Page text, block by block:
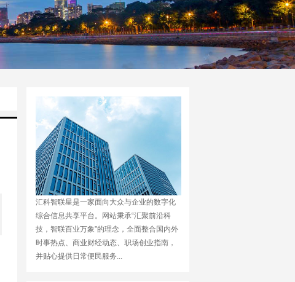
汇科智联星是一家面向大众与企业的数字化
综合信息共享平台。网站秉承“汇聚前沿科
技，智联百业万象”的理念，全面整合国内外
时事热点、商业财经动态、职场创业指南，
并贴心提供日常便民服务...